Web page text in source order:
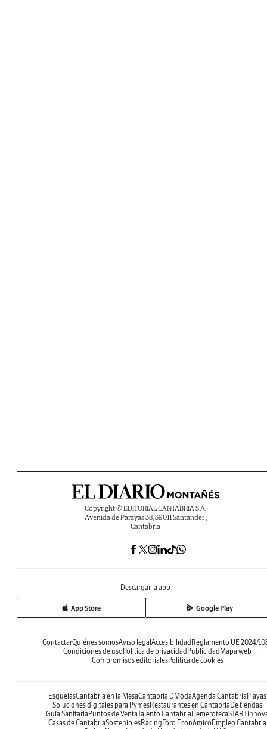
Copyright © EDITORIAL CANTABRIA S.A.
Avenida de Parayas 38, 39011 Santander ,
Cantabria
Descargar la app
App Store Google Play
ContactarQuiénes somosAviso legal Accesibilidad Reglamento UE 2024/
Condiciones de uso Política de privacidad Publicidad Mapa web
Compromisos editorialesPolítica de cookies
EsquelasCantabria en la MesaCantabria DModaAgenda Cantabria Playas
Soluciones digitales para PymesRestaurantes en Cantabria De tiendas
Guía Sanitaria Puntos de VentaTalento Cantabria Hemeroteca
Casas de CantabriaSosteniblesRacing Foro Económico Empleo Cantabria